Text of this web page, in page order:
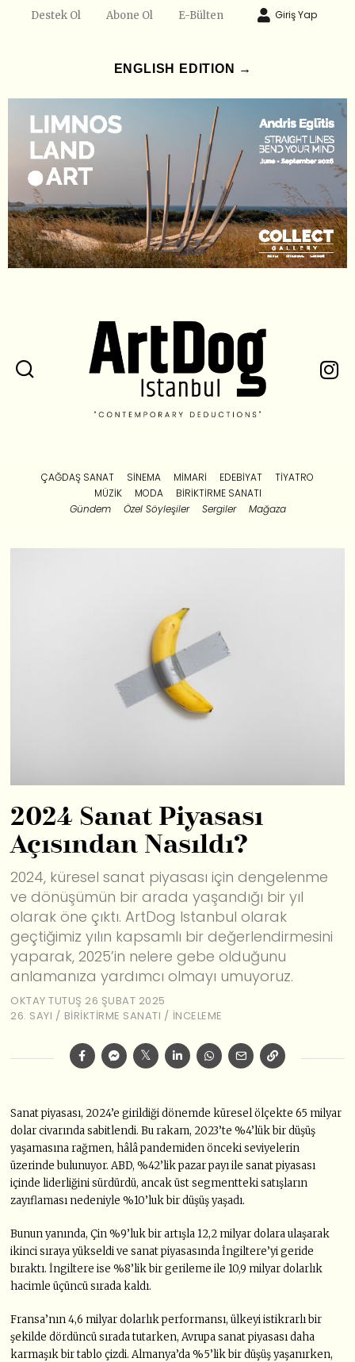
Destek Ol Abone Ol E-Bülten Giriş Yap
ENGLISH EDITION →
ÇAĞDAŞ SANAT SINEMA MIMARI EDEBIYAT
TIYATRO
MÜZIK
MODA
BIRIKTIRME SANATI
Gündem
Özel Söyleşiler Sergiler Mağaza
2024 Sanat Piyasası
Açısından Nasıldı?
2024, küresel sanat piyasası için dengelenme
ve dönüşümün bir arada yaşandığı bir yıl
olarak öne çıktı. ArtDog Istanbul olarak
geçtiğimiz yılın kapsamlı bir değerlendirmesini
yaparak, 2025’in nelere gebe olduğunu
anlamanıza yardımcı olmayı umuyoruz.
OKTAY TUTUŞ 26 ŞUBAT 2025
26. SAYI / BIRIKTIRME SANATI / İNCELEME
Sanat piyasası, 2024’e girildiği dönemde küresel ölçekte 65 milyar
dolar civarında sabitlendi. Bu rakam, 2023’te %4’lük bir düşüş
yaşamasına rağmen, hâlâ pandemiden önceki seviyelerin
üzerinde bulunuyor. ABD, %42’lik pazar payı ile sanat piyasası
içinde liderliğini sürdürdü, ancak üst segmentteki satışların
zayıflaması nedeniyle %10’luk bir düşüş yaşadı.
Bunun yanında, Çin %9’luk bir artışla 12,2 milyar dolara ulaşarak
ikinci sıraya yükseldi ve sanat piyasasında İngiltere’yi geride
bıraktı. İngiltere ise %8’lik bir gerileme ile 10,9 milyar dolarlık
hacimle üçüncü sırada kaldı.
Fransa’nın 4,6 milyar dolarlık performansı, ülkeyi istikrarlı bir
şekilde dördüncü sırada tutarken, Avrupa sanat piyasası daha
karmaşık bir tablo çizdi. Almanya’da %5’lik bir düşüş yaşanırken,